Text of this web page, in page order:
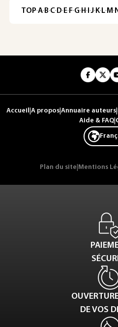
TOP·A·B·C· D· E· F·G· H · ·J· K· L· M ·
Accueil A propos Annuaire auteurs
Aide & FAQ|
Plan du site Mentions
DE VOS